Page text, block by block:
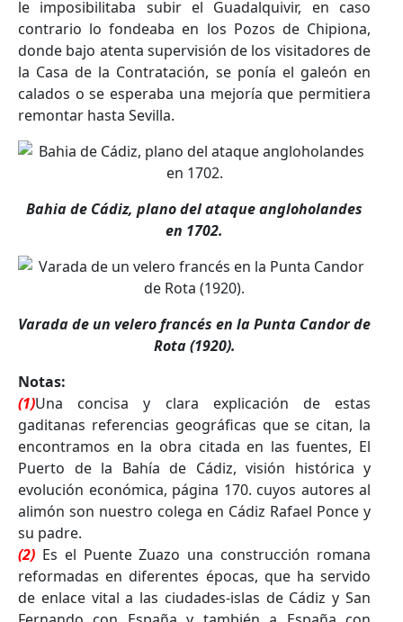
le imposibilitaba subir el Guadalquivir, en caso
contrario lo fondeaba en los Pozos de Chipiona,
donde bajo atenta supervisión de los visitadores de
la Casa de la Contratación, se ponía el galeón en
calados o se esperaba una mejoría que permitiera
remontar hasta Sevilla.
Bahia de Cádiz, plano del ataque angloholandes
en 1702.
Varada de un velero francés en la Punta Candor de
Rota (1920).
Notas:
(1)Una concisa y clara explicación de estas
gaditanas referencias geográficas que se citan, la
encontramos en la obra citada en las fuentes, El
Puerto de la Bahía de Cádiz, visión histórica y
evolución económica, página 170. cuyos autores al
alimón son nuestro colega en Cádiz Rafael Ponce y
su padre.
(2) Es el Puente Zuazo una construcción romana
reformadas en diferentes épocas, que ha servido
de enlace vital a las ciudades-islas de Cádiz y San